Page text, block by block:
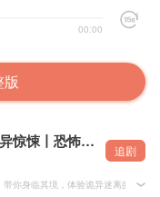
00:00
午夜诡电台丨深夜鬼故事丨灵异惊悚丨恐怖刺激丨身临其境 追剧
你身临其境，体验诡异迷离的深